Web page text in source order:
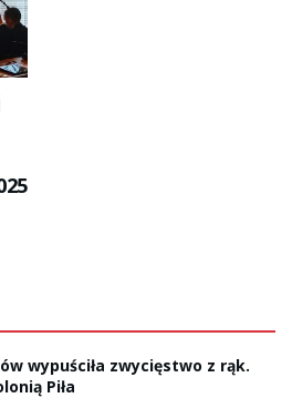
wypuściła zwycięstwo z rąk.
Piła